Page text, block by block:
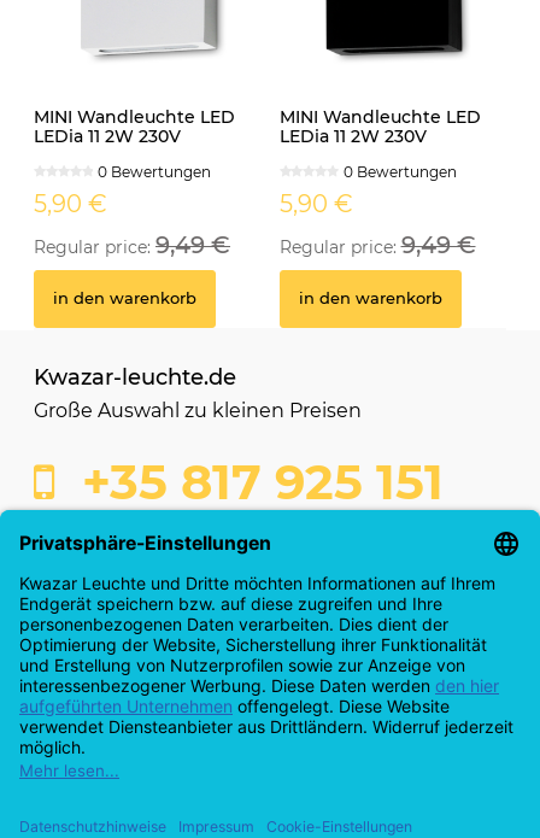
MINI Wandleuchte LED
LEDia 11 2W 230V
0 Bewertungen
5,90 €
Regular price: 9,49 €
in den warenkorb
MINI Wandleuchte LED
LEDia 11 2W 230V
0 Bewertungen
5,90 €
Regular price:9,49 €
in den warenkorb
Kwazar-leuchte.de
Große Auswahl zu kleinen Preisen
+35 817 925 151
Kaufabwicklung
Info & Servicecenter
Anmeldung